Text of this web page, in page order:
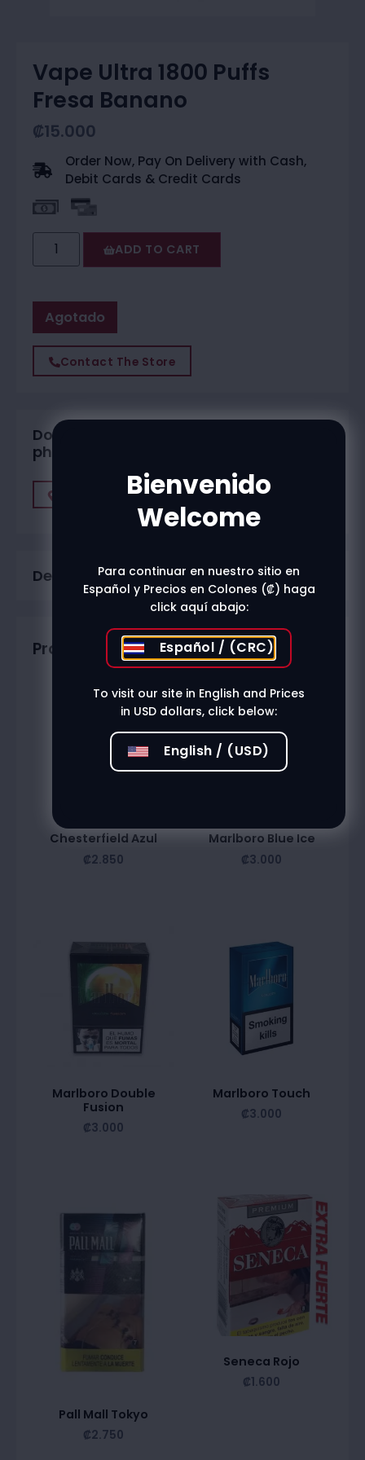
Vape Ultra 1800 Puffs
Fresa Banano
₡15.000
Order Now, Pay On Delivery with Cash,
Debit Cards & Credit Cards
ADD TO CART
Agotado
Contact The Store
Do you want to buy in one of our
physical stores?
Find A Store
Description
Productos relacionados
Chesterfield Azul
₡2.850
Marlboro Blue Ice
₡3.000
Marlboro Double
Fusion
₡3.000
Marlboro Touch
₡3.000
Pall Mall Tokyo
₡2.750
Seneca Rojo
₡1.600
Bienvenido
Welcome
Para continuar en nuestro sitio en
Español y Precios en Colones (₡) haga
click aquí abajo:
Español / (CRC)
To visit our site in English and Prices
in USD dollars, click below:
English / (USD)